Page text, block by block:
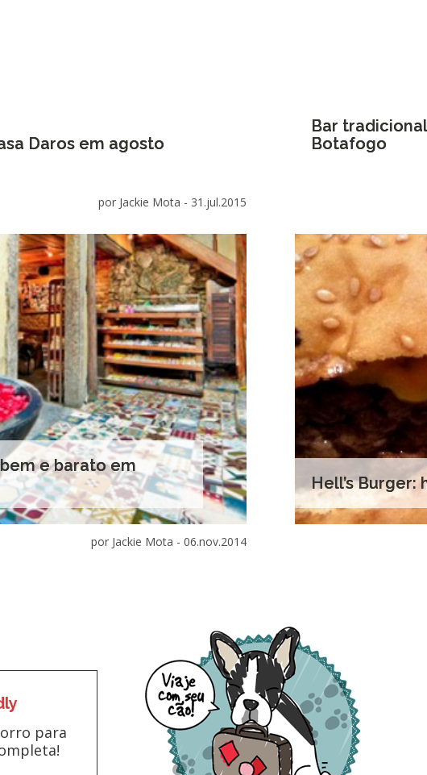
Daros em agosto
por Jackie Mota - 31.jul.2015
Bar
Botafogo
e barato em
por Jackie Mota - 06.nov.2014
Hell’s
para